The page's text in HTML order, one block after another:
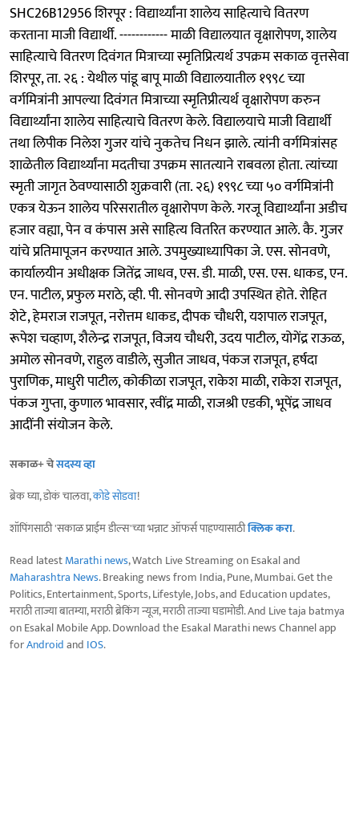
SHC26B12956 शिरपूर : विद्यार्थ्यांना शालेय साहित्याचे वितरण
करताना माजी विद्यार्थी. ------------ माळी विद्यालयात वृक्षारोपण, शालेय
साहित्याचे वितरण दिवंगत मित्राच्या स्मृतिप्रित्यर्थ उपक्रम सकाळ वृत्तसेवा
शिरपूर, ता. २६ : येथील पांडू बापू माळी विद्यालयातील १९९८ च्या
वर्गमित्रांनी आपल्या दिवंगत मित्राच्या स्मृतिप्रीत्यर्थ वृक्षारोपण करुन
विद्यार्थ्यांना शालेय साहित्याचे वितरण केले. विद्यालयाचे माजी विद्यार्थी
तथा लिपीक निलेश गुजर यांचे नुकतेच निधन झाले. त्यांनी वर्गमित्रांसह
शाळेतील विद्यार्थ्यांना मदतीचा उपक्रम सातत्याने राबवला होता. त्यांच्या
स्मृती जागृत ठेवण्यासाठी शुक्रवारी (ता. २६) १९९८ च्या ५० वर्गमित्रांनी
एकत्र येऊन शालेय परिसरातील वृक्षारोपण केले. गरजू विद्यार्थ्यांना अडीच
हजार वह्या, पेन व कंपास असे साहित्य वितरित करण्यात आले. कै. गुजर
यांचे प्रतिमापूजन करण्यात आले. उपमुख्याध्यापिका जे. एस. सोनवणे,
कार्यालयीन अधीक्षक जितेंद्र जाधव, एस. डी. माळी, एस. एस. धाकड, एन.
एन. पाटील, प्रफुल मराठे, व्ही. पी. सोनवणे आदी उपस्थित होते. रोहित
शेटे, हेमराज राजपूत, नरोत्तम धाकड, दीपक चौधरी, यशपाल राजपूत,
रूपेश चव्हाण, शैलेन्द्र राजपूत, विजय चौधरी, उदय पाटील, योगेंद्र राऊळ,
अमोल सोनवणे, राहुल वाडीले, सुजीत जाधव, पंकज राजपूत, हर्षदा
पुराणिक, माधुरी पाटील, कोकीळा राजपूत, राकेश माळी, राकेश राजपूत,
पंकज गुप्ता, कुणाल भावसार, रवींद्र माळी, राजश्री एडकी, भूपेंद्र जाधव
आदींनी संयोजन केले.
सकाळ+ चेसदस्य व्हा
ब्रेक घ्या, डोकं चालवा,कोडे सोडवा!
शॉपिंगसाठी 'सकाळ प्राईम डील्स'च्या भन्नाट ऑफर्स पाहण्यासाठीक्लिक करा.
Read latestMarathi news, Watch Live Streaming on Esakal and
Maharashtra News. Breaking news from India, Pune, Mumbai. Get the
Politics, Entertainment, Sports, Lifestyle, Jobs, and Education updates,
मराठी ताज्या बातम्या, मराठी ब्रेकिंग न्यूज, मराठी ताज्या घडामोडी. And Live taja batmya
on Esakal Mobile App. Download the Esakal Marathi news Channel app
forAndroidand IOS.